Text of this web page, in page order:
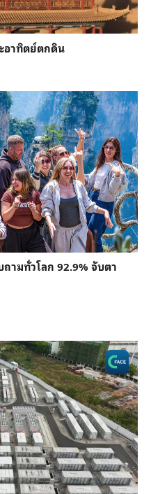
อาทิตย์ตกดิน
ามทั่วโลก 92.9% จับตา